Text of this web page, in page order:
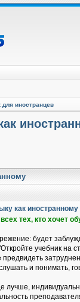
для иностранцев
как иностранному
тех, кто хочет
будет
учебник на
и понимать,
лучше,